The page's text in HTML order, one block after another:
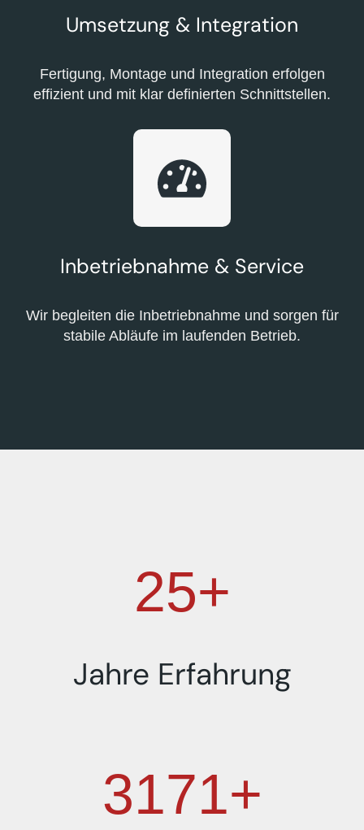
Umsetzung & Integration
Fertigung, Montage und Integration erfolgen
effizient und mit klar definierten Schnittstellen.
Inbetriebnahme & Service
Wir begleiten die Inbetriebnahme und sorgen für
stabile Abläufe im laufenden Betrieb.
25+
Jahre Erfahrung
4000+